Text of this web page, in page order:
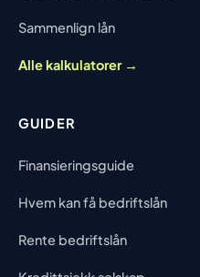
Sammenlign lån
Alle kalkulatorer →
GUIDER
Finansieringsguide
Hvem kan få bedriftslån
Rente bedriftslån